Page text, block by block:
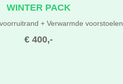
€ 400,-
WINTER PACK
+ Verwarmde voorstoelen